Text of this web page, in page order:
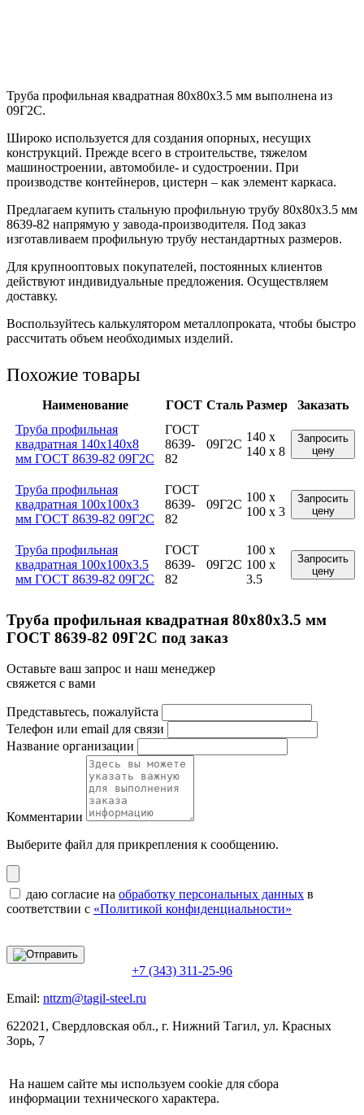
Труба профильная квадратная 80х80х3.5 мм выполнена из
09Г2С.
Широко используется для создания опорных, несущих
конструкций. Прежде всего в строительстве, тяжелом
машиностроении, автомобиле- и судостроении. При
производстве контейнеров, цистерн – как элемент каркаса.
Предлагаем купить стальную профильную трубу 80х80х3.5 мм
8639-82 напрямую у завода-производителя. Под заказ
изготавливаем профильную трубу нестандартных размеров.
Для крупнооптовых покупателей, постоянных клиентов
действуют индивидуальные предложения. Осуществляем
доставку.
Воспользуйтесь калькулятором металлопроката, чтобы быстро
рассчитать объем необходимых изделий.
Похожие товары
Наименование ГОСТ Сталь Размер
Заказать
Труба профильная
квадратная 140x140x8
мм ГОСТ 8639-82 09Г2С
ГОСТ
8639-
82
09Г2С
140 x
140 x 8
Запросить
цену
Труба профильная
квадратная 100x100x3
мм ГОСТ 8639-82 09Г2С
ГОСТ
8639-
82
09Г2С
100 x
100 x 3
Запросить
цену
Труба профильная
квадратная 100x100x3.5
мм ГОСТ 8639-82 09Г2С
ГОСТ
8639-
82
09Г2С
100 x
100 x
3.5
Запросить
цену
Труба профильная квадратная 80x80x3.5 мм
ГОСТ 8639-82 09Г2С под заказ
Оставьте ваш запрос и наш менеджер
свяжется с вами
Представьтесь, пожалуйста
Телефон или email для связи
Название организации
Комментарии
Выберите файл для прикрепления к сообщению.
даю согласие на обработку персональных данных в
соответствии с «Политикой конфиденциальности»
+7 (343) 311-25-96
Email: nttzm@tagil-steel.ru
622021, Свердловская обл., г. Нижний Тагил, ул. Красных
Зорь, 7
На нашем сайте мы используем cookie для сбора
информации технического характера.